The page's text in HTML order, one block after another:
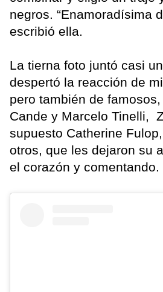
negros. “Enamoradísima
escribió ella.
La tierna foto juntó casi
despertó la reacción de
pero también de
Cande y Marcelo Tinelli,
supuesto Catherine
otros, que les dejaron su
el corazón y comentando.